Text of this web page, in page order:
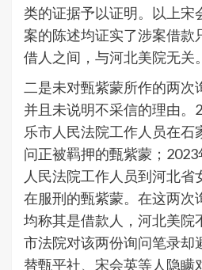
类的证据予以证明。以上宋
案的陈述均证实了涉案借款
借人之间，与河北美院无关。
二是未对甄紫蒙所作的两次
并且未说明不采信的理由。
乐市人民法院工作人员在石
问正被羁押的甄紫蒙；
人民法院工作人员到河北省
在服刑的甄紫蒙。在这两次
均称其是借款人，河北美院
市法院对该两份询问笔录却
替甄平社、宋会英等人隐瞒